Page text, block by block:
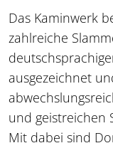
Das Kaminwerk
zahlreiche
ausgezeichnet
und geistreichen
Mit dabei sind